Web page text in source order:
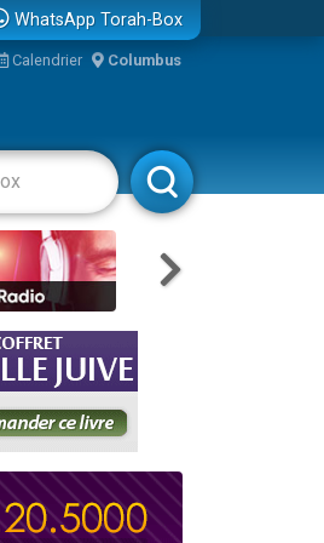
WhatsApp Torah-Box
Calendrier Columbus
Rabbanim